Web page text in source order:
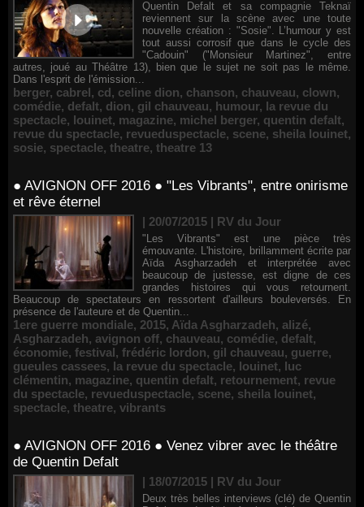
Quentin Defalt et sa compagnie Teknaï
reviennent sur la scène avec une toute
nouvelle création : "Sosie". L’humour y est
tout aussi corrosif que dans le cycle des
"Cadouin" ("Monsieur Martinez", entre
autres, joué au Théâtre 13), bien que le sujet ne soit pas le même.
Dans l'esprit de l'émission...
berger, cabrel, cd, celine dion, chanson, chauveau, clown,
comédie, defalt, dion, gil chauveau, humour, la revue du
spectacle, louinet, magazine, michel berger, quentin defalt,
revue du spectacle, revueduspectacle, scene, sheila louinet,
sosie, spectacle, theatre, theatre 13
● AVIGNON OFF 2016 ● "Les Vibrants", entre onirisme
et rêve éternel
| 20/07/2015 | RV du Jour
"Les Vibrants" est une pièce très
émouvante. L'histoire, brillamment écrite par
Aïda Asgharzadeh et interprétée avec
beaucoup de justesse, est digne de ces
grandes histoires qui vous retournent.
Beaucoup de spectateurs en ressortent d'ailleurs bouleversés. En
présence de l'auteure et de Quentin...
1ere guerre mondiale, 2015, Aïda Asgharzadeh, alizé,
Asgharzadeh, avignon off, chauveau, comédie, defalt,
économie, festival, frédéric lordon, gil chauveau, guerre,
gueules cassees, la revue du spectacle, louinet, luc
clémentin, magazine, quentin defalt, retournement, revue
du spectacle, revueduspectacle, scene, sheila louinet,
spectacle, theatre, vibrants
● AVIGNON OFF 2016 ● Venez vibrer avec le théâtre
de Quentin Defalt
| 18/07/2015 | RV du Jour
Deux très belles interviews (clé) de Quentin